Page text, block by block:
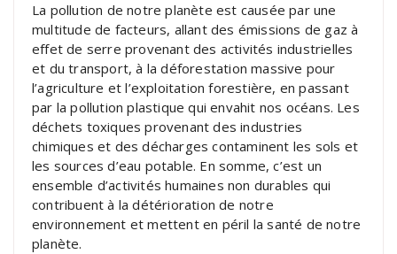
La pollution de notre planète est causée par une
multitude de facteurs, allant des émissions de gaz à
effet de serre provenant des activités industrielles
et du transport, à la déforestation massive pour
l’agriculture et l’exploitation forestière, en passant
par la pollution plastique qui envahit nos océans. Les
déchets toxiques provenant des industries
chimiques et des décharges contaminent les sols et
les sources d’eau potable. En somme, c’est un
ensemble d’activités humaines non durables qui
contribuent à la détérioration de notre
environnement et mettent en péril la santé de notre
planète.